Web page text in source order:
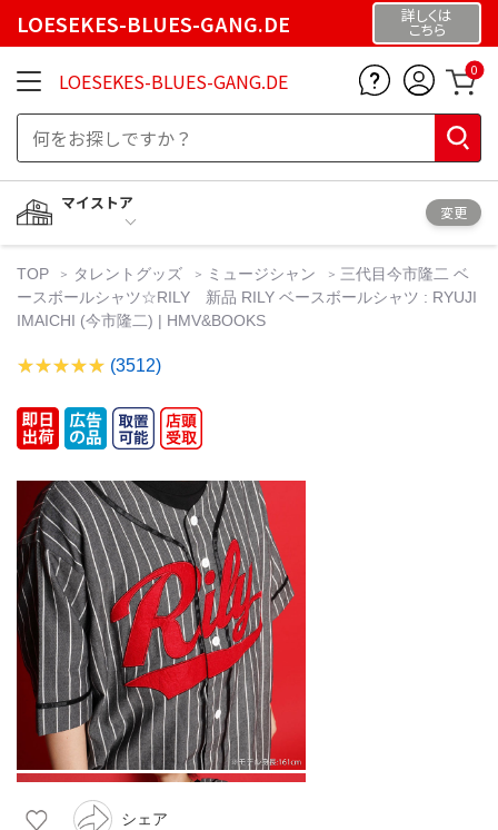
LOESEKES-BLUES-GANG.DE 詳しくは
こちら
LOESEKES-BLUES-GANG.DE 0
マイストア
変更
TOP タレントグッズ ミュージシャン
三代目今市隆二 ベ
ースボールシャツ☆RILY 新品 RILY ベースボールシャツ : RYUJI
IMAICHI (今市隆二) | HMV&BOOKS
(3512)
シェア